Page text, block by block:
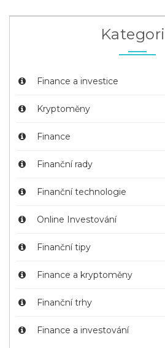
Finance a investice
Kryptoměny
Finance
Finanční rady
Finanční technologie
Online Investování
Finanční tipy
Finance a kryptoměny
Finanční trhy
Finance a investování